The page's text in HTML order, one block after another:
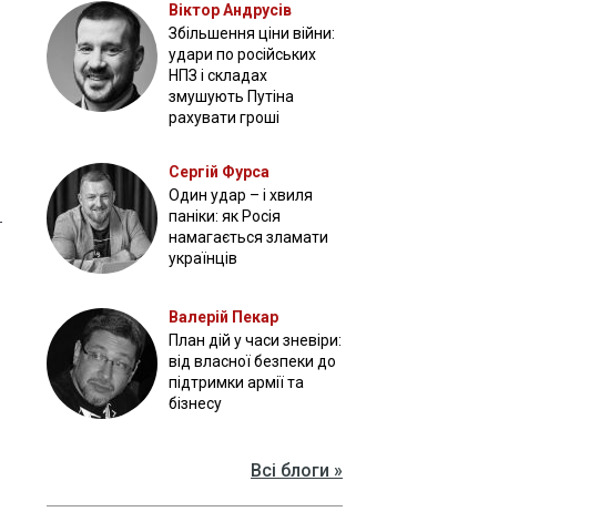
Віктор Андрусів
Збільшення ціни війни:
удари по російських
НПЗ і складах
змушують Путіна
рахувати гроші
Сергій Фурса
Один удар – і хвиля
паніки: як Росія
намагається зламати
українців
Валерій Пекар
План дій у часи зневіри:
від власної безпеки до
підтримки армії та
бізнесу
Всі блоги »